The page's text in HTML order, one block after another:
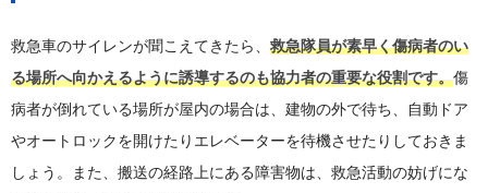
救急車のサイレンが聞こえてきたら、 救急隊員が素早く傷病者のい
る場所へ向かえるように誘導するのも協力者の重要な役割です。傷
病者が倒れている場所が屋内の場合は、建物の外で待ち、自動ドア
やオートロックを開けたりエレベーターを待機させたりしておきま
しょう。また、搬送の経路上にある障害物は、救急活動の妨げにな